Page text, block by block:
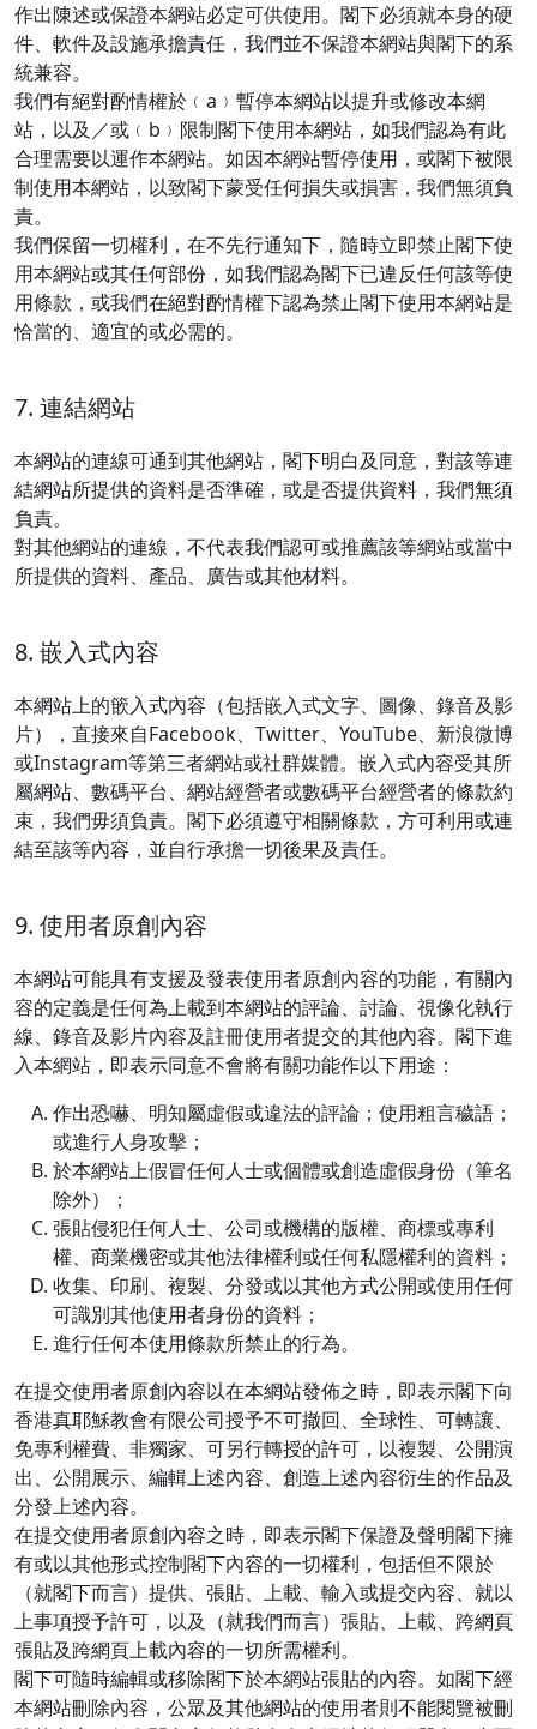
作出陳述或保證本網站必定可供使用。閣下必須就本身的硬
件、軟件及設施承擔責任，我們並不保證本網站與閣下的系
統兼容。
我們有絕對酌情權於﹙a﹚暫停本網站以提升或修改本網
站，以及／或﹙b﹚限制閣下使用本網站，如我們認為有此
合理需要以運作本網站。如因本網站暫停使用，或閣下被限
制使用本網站，以致閣下蒙受任何損失或損害，我們無須負
責。
我們保留一切權利，在不先行通知下，隨時立即禁止閣下使
用本網站或其任何部份，如我們認為閣下已違反任何該等使
用條款，或我們在絕對酌情權下認為禁止閣下使用本網站是
恰當的、適宜的或必需的。
7. 連結網站
本網站的連線可通到其他網站，閣下明白及同意，對該等連
結網站所提供的資料是否準確，或是否提供資料，我們無須
負責。
對其他網站的連線，不代表我們認可或推薦該等網站或當中
所提供的資料、產品、廣告或其他材料。
8. 嵌入式內容
本網站上的篏入式內容（包括嵌入式文字、圖像、錄音及影
片），直接來自Facebook、Twitter、YouTube、新浪微博
或Instagram等第三者網站或社群媒體。嵌入式內容受其所
屬網站、數碼平台、網站經營者或數碼平台經營者的條款約
束，我們毋須負責。閣下必須遵守相關條款，方可利用或連
結至該等內容，並自行承擔一切後果及責任。
9. 使用者原創內容
本網站可能具有支援及發表使用者原創內容的功能，有關內
容的定義是任何為上載到本網站的評論、討論、視像化執行
線、錄音及影片內容及註冊使用者提交的其他內容。閣下進
入本網站，即表示同意不會將有關功能作以下用途：
作出恐嚇、明知屬虛假或違法的評論；使用粗言穢語；
或進行人身攻擊；
於本網站上假冒任何人士或個體或創造虛假身份（筆名
除外）；
張貼侵犯任何人士、公司或機構的版權、商標或專利
權、商業機密或其他法律權利或任何私隱權利的資料；
收集、印刷、複製、分發或以其他方式公開或使用任何
可識別其他使用者身份的資料；
進行任何本使用條款所禁止的行為。
在提交使用者原創內容以在本網站發佈之時，即表示閣下向
香港真耶穌教會有限公司授予不可撤回、全球性、可轉讓、
免專利權費、非獨家、可另行轉授的許可，以複製、公開演
出、公開展示、編輯上述內容、創造上述內容衍生的作品及
分發上述內容。
在提交使用者原創內容之時，即表示閣下保證及聲明閣下擁
有或以其他形式控制閣下內容的一切權利，包括但不限於
（就閣下而言）提供、張貼、上載、輸入或提交內容、就以
上事項授予許可，以及（就我們而言）張貼、上載、跨網頁
張貼及跨網頁上載內容的一切所需權利。
閣下可隨時編輯或移除閣下於本網站張貼的內容。如閣下經
本網站刪除內容，公眾及其他網站的使用者則不能閱覽被刪